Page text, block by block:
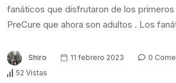
fanáticos que disfrutaron de los
PreCure que ahora son adultos . Los
Shiro 11 febrero 2023
0
52 Vistas